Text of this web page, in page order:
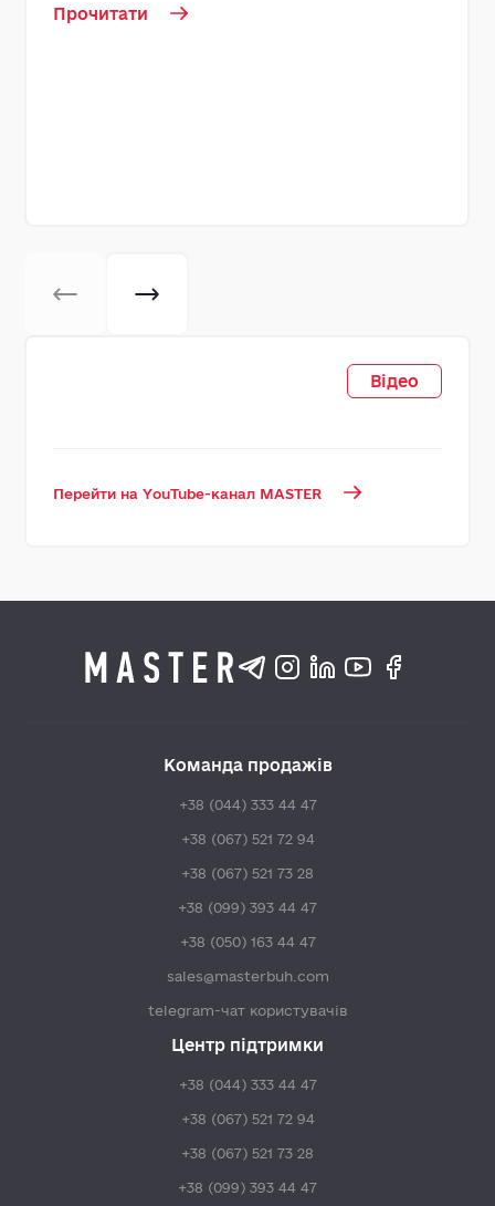
Прочитати
Відео
Перейти на YouTube-канал MASTER
Команда продажів
+38 (044) 333 44 47
+38 (067) 521 72 94
+38 (067) 521 73 28
+38 (099) 393 44 47
+38 (050) 163 44 47
sales@masterbuh.com
telegram-чат користувачів
Центр підтримки
+38 (044) 333 44 47
+38 (067) 521 72 94
+38 (067) 521 73 28
+38 (099) 393 44 47